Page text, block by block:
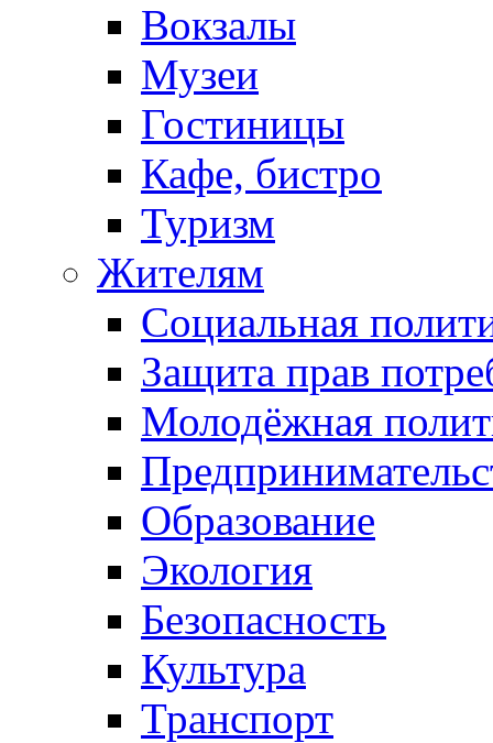
Вокзалы
Музеи
Гостиницы
Кафе, бистро
Туризм
Жителям
Социальная
Защита прав
Молодёжная
Образование
Экология
Безопасность
Культура
Транспорт